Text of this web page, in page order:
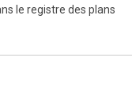
le registre des plans